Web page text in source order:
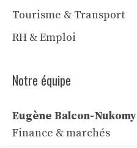
Tourisme & Transport
RH & Emploi
Notre équipe
Eugène Balcon-Nukomy
Finance & marchés